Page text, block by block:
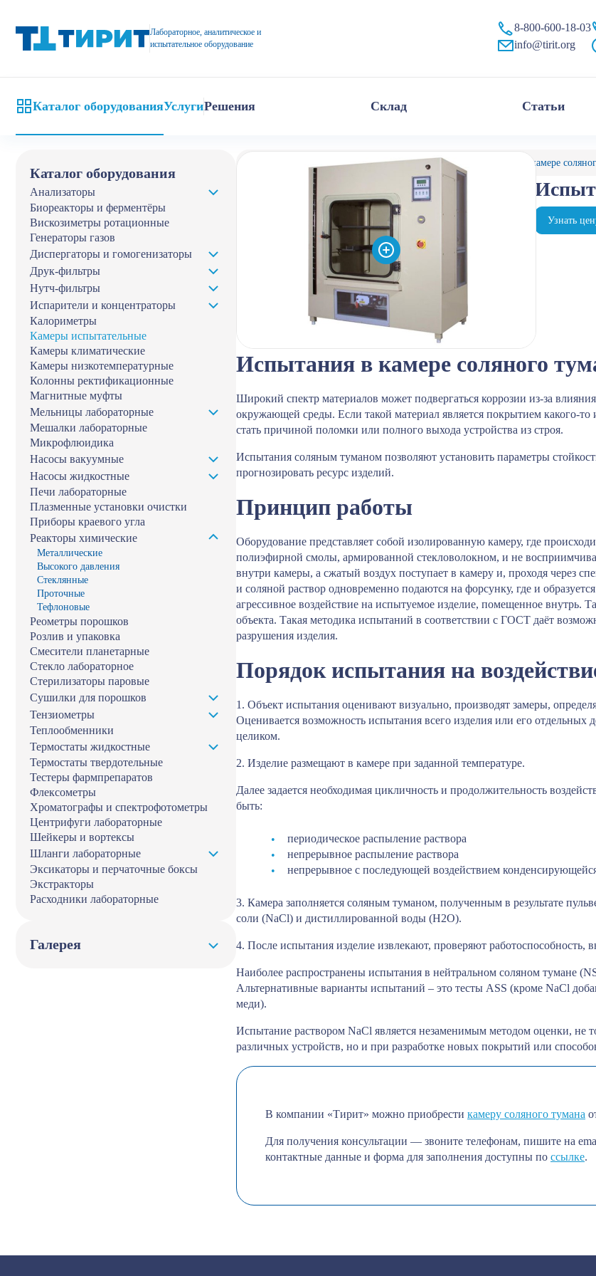
Лабораторное, аналитическое и
испытательное оборудование
8-800-600-18-03
info@tirit.org
Каталог оборудованияУслугиРешения Склад Статьи
Каталог оборудования
Анализаторы
Биореакторы и ферментёры
Вискозиметры ротационные
Генераторы газов
Диспергаторы и гомогенизаторы
Друк-фильтры
Нутч-фильтры
Испарители и концентраторы
Калориметры
Камеры испытательные
Камеры климатические
Камеры низкотемпературные
Колонны ректификационные
Магнитные муфты
Мельницы лабораторные
Мешалки лабораторные
Микрофлюидика
Насосы вакуумные
Насосы жидкостные
Печи лабораторные
Плазменные установки очистки
Приборы краевого угла
Реакторы химические
Металлические
Высокого давления
Стеклянные
Проточные
Тефлоновые
Реометры порошков
Розлив и упаковка
Смесители планетарные
Стекло лабораторное
Стерилизаторы паровые
Сушилки для порошков
Тензиометры
Теплообменники
Термостаты жидкостные
Термостаты твердотельные
Тестеры фармпрепаратов
Флексометры
Хроматографы и спектрофотометры
Центрифуги лабораторные
Шейкеры и вортексы
Шланги лабораторные
Эксикаторы и перчаточные боксы
Экстракторы
Расходники лабораторные
Галерея
Каталог Камеры испытательные Испытания в камере
Узнать
Испытания в камере соляного
Широкий спектр материалов может подвергаться коррозии из-за
окружающей среды. Если такой материал является покрытием какого-
стать причиной поломки или полного выхода устройства из строя.
Испытания соляным туманом позволяют установить параметры
прогнозировать ресурс изделий.
Принцип работы
Оборудование представляет собой изолированную камеру, где
полиэфирной смолы, армированной стекловолокном, и не восприимчива
внутри камеры, а сжатый воздух поступает в камеру и, проходя через
и соляной раствор одновременно подаются на форсунку, где и
агрессивное воздействие на испытуемое изделие, помещенное внутрь.
объекта. Такая методика испытаний в соответствии с ГОСТ даёт
разрушения изделия.
Порядок испытания на
1. Объект испытания оценивают визуально, производят замеры,
Оценивается возможность испытания всего изделия или его
целиком.
2. Изделие размещают в камере при заданной температуре.
Далее задается необходимая цикличность и продолжительность
быть:
периодическое распыление раствора
непрерывное распыление раствора
непрерывное с последующей воздействием
3. Камера заполняется соляным туманом, полученным в результате
соли (NaCl) и дистиллированной воды (H2O).
4. После испытания изделие извлекают, проверяют работоспособность,
Наиболее распространены испытания в нейтральном соляном тумане
Альтернативные варианты испытаний – это тесты ASS (кроме NaCl
меди).
Испытание раствором NaCl является незаменимым методом оценки, не
различных устройств, но и при разработке новых покрытий или
В компании «Тирит» можно приобрести камеру соляного тумана
Для получения консультации — звоните телефонам, пишите на
контактные данные и форма для заполнения доступны по ссылке.